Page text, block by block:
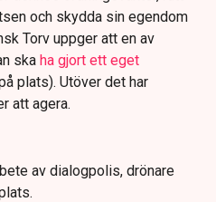
och skydda sin egendom
Torv uppger att en av
ska ha gjort ett eget
plats). Utöver det har
att agera.
av dialogpolis, drönare